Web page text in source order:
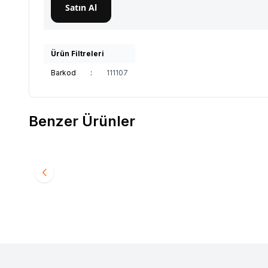
Satın Al
Ürün Filtreleri
Barkod : 111107
Benzer Ürünler
1.320,00